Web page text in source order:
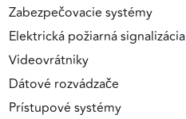
Zabezpečovacie systémy
Elektrická požiarná signalizácia
Videovrátniky
Dátové rozvádzače
Prístupové systémy